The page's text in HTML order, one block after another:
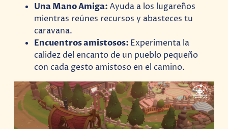
Una Mano Amiga:Ayuda a los lugareños
mientras reúnes recursos y abasteces tu
caravana.
Encuentros amistosos: Experimenta la
calidez del encanto de un pueblo pequeño
con cada gesto amistoso en el camino.